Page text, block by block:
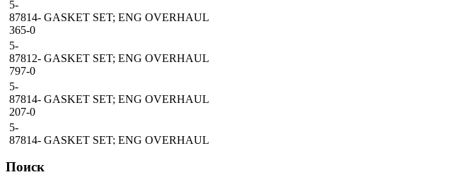
5-
87814-
365-0
GASKET SET; ENG OVERHAUL
5-
87812-
797-0
GASKET SET; ENG OVERHAUL
5-
87814-
207-0
GASKET SET; ENG OVERHAUL
5-
87814- GASKET SET; ENG OVERHAUL
8-
Поиск